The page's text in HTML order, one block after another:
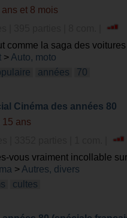
et 8 mois
comme la saga des
une jante, etc ... ! 6
> Auto, moto
années 70
Cinéma des années 80
15 ans
vous vraiment incollable
> Autres, divers
cultes